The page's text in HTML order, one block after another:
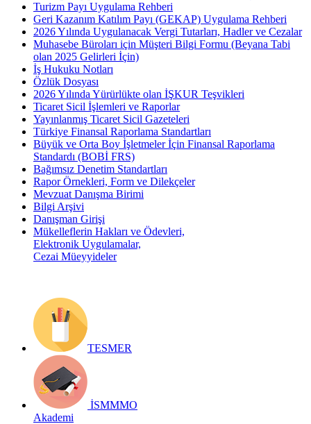
Turizm Payı Uygulama Rehberi
Geri Kazanım Katılım Payı (GEKAP) Uygulama Rehberi
2026 Yılında Uygulanacak Vergi Tutarları, Hadler ve Cezalar
Muhasebe Büroları için Müşteri Bilgi Formu (Beyana Tabi
olan 2025 Gelirleri İçin)
İş Hukuku Notları
Özlük Dosyası
2026 Yılında Yürürlükte olan İŞKUR Teşvikleri
Ticaret Sicil İşlemleri ve Raporlar
Yayınlanmış Ticaret Sicil Gazeteleri
Türkiye Finansal Raporlama Standartları
Büyük ve Orta Boy İşletmeler İçin Finansal Raporlama
Standardı (BOBİ FRS)
Bağımsız Denetim Standartları
Rapor Örnekleri, Form ve Dilekçeler
Mevzuat Danışma Birimi
Bilgi Arşivi
Danışman Girişi
Mükelleflerin Hakları ve Ödevleri,
Elektronik Uygulamalar,
Cezai Müeyyideler
TESMER
İSMMMO
Akademi